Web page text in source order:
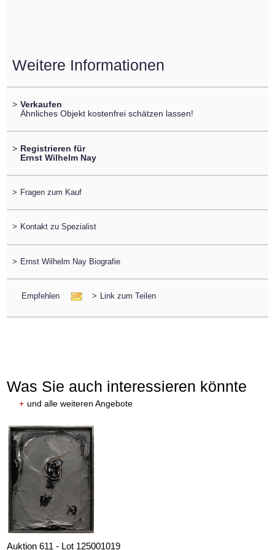
Weitere Informationen
> Verkaufen
Ähnliches Objekt kostenfrei schätzen lassen!
> Registrieren für
Ernst Wilhelm Nay
> Fragen zum Kauf
> Kontakt zu Spezialist
> Ernst Wilhelm Nay Biografie
Empfehlen > Link zum Teilen
Was Sie auch interessieren könnte
+ und alle weiteren Angebote
Auktion 611 - Lot 125001019